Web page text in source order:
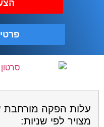
עלות הפקה מורחבת
מצויר לפי שניות: